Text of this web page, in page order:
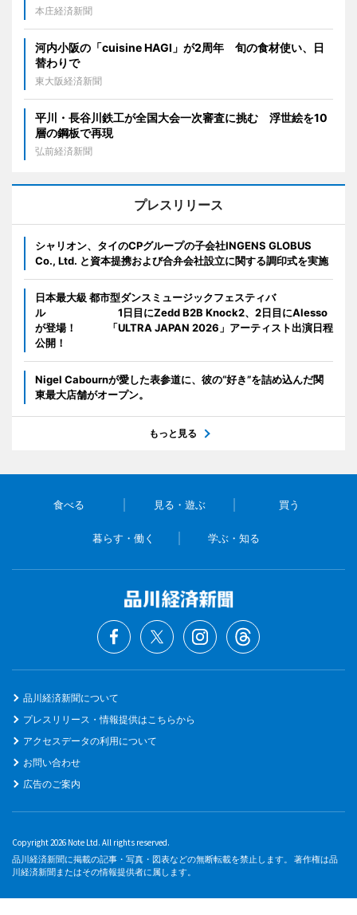
本庄経済新聞
河内小阪の「cuisine HAGI」が2周年 旬の食材使い、日
替わりで
東大阪経済新聞
平川・長谷川鉄工が全国大会一次審査に挑む 浮世絵を10
層の鋼板で再現
弘前経済新聞
プレスリリース
シャリオン、タイのCPグループの子会社INGENS GLOBUS
Co., Ltd. と資本提携および合弁会社設立に関する調印式を実施
日本最大級 都市型ダンスミュージックフェスティバ
ル 1日目にZedd B2B Knock2、2日目にAlesso
が登場！ 「ULTRA JAPAN 2026」アーティスト出演日程
公開！
Nigel Cabournが愛した表参道に、彼の“好き”を詰め込んだ関
東最大店舗がオープン。
もっと見る
食べる 見る・遊ぶ 買う
暮らす・働く 学ぶ・知る
品川経済新聞について
プレスリリース・情報提供はこちらから
アクセスデータの利用について
お問い合わせ
広告のご案内
Copyright 2026 Note Ltd. All rights reserved.
品川経済新聞に掲載の記事・写真・図表などの無断転載を禁止します。 著作権は品
川経済新聞またはその情報提供者に属します。